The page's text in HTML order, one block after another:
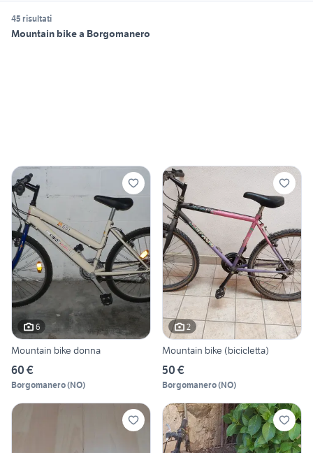
45 risultati
Mountain bike a Borgomanero
6
Mountain bike donna
60 €
Borgomanero(NO)
2
Mountain bike (bicicletta)
50 €
Borgomanero(NO)